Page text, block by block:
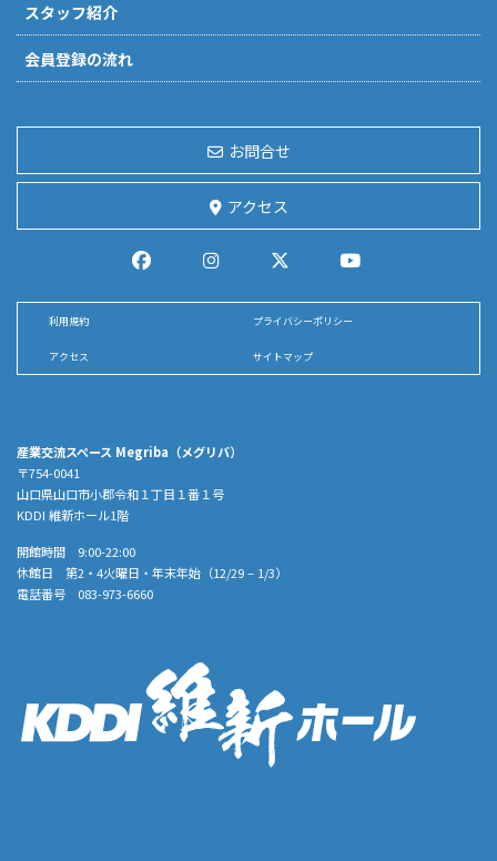
産業交流スペース Megriba（メグリバ）
〒754-0041
山口県山口市小郡令和１丁目１番１号
KDDI 維新ホール1階
開館時間 9:00-22:00
休館日 第2・4火曜日・年末年始（12/29 – 1/3）
電話番号 083-973-6660
スタッフ紹介
会員登録の流れ
お問合せ
アクセス
利用規約 プライバシーポリシー
アクセス サイトマップ